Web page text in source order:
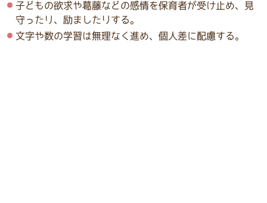
子どもの欲求や葛藤などの感情を保育者が受け止め、見
守ったり、励ましたりする。
文字や数の学習は無理なく進め、個人差に配慮する。